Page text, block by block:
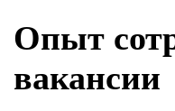
Опыт
вакансии